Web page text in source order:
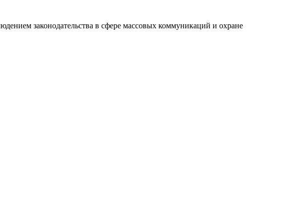
законодательства в сфере массовых коммуникаций и охране